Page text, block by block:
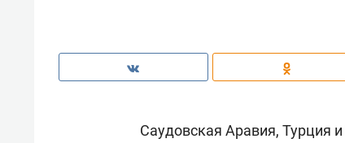
Саудовская Аравия, Турция